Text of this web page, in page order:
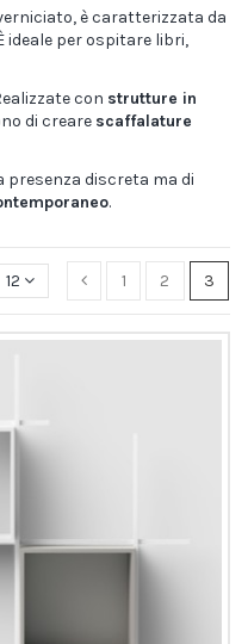
è caratterizzata da
ideale per ospitare libri,
con strutture in
di creare scaffalature
presenza discreta ma di
.
12 1 2 3